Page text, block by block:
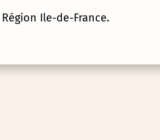
Ile-de-France.